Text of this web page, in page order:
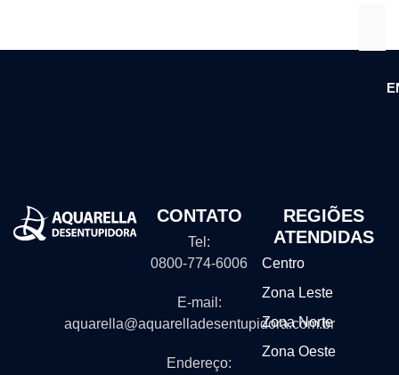
CONTATO
Tel:
0800-774-6006
E-mail:
aquarella@aquarelladesentupidora.com.br
Endereço:
REGIÕES
ATENDIDAS
Centro
Zona Leste
Zona Norte
Zona Oeste